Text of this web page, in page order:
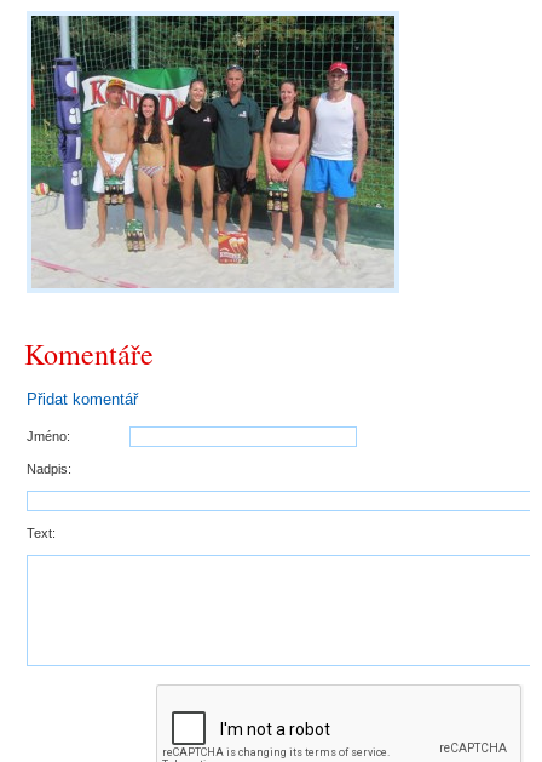
Komentáře
Přidat komentář
Jméno:
Nadpis:
Text: